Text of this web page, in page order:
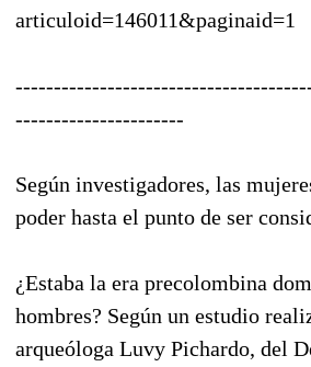
articuloid=146011&paginaid=1
----------------------
Según investigadores, las
poder hasta el punto de ser
¿Estaba la era precolombina
hombres? Según un estudio
arqueóloga Luvy Pichardo, del